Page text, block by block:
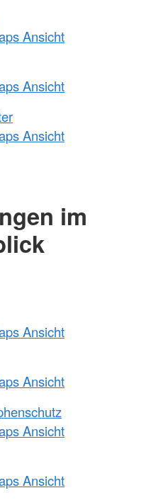
Ansicht
Ansicht
Ansicht
im
Ansicht
Ansicht
Ansicht
Ansicht